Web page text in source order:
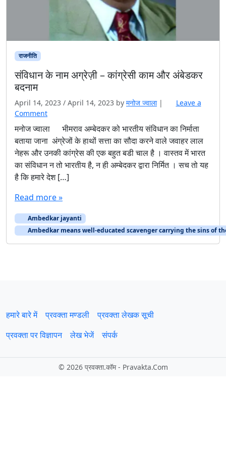
राजनीति
संविधान के नाम अग्रेज़ी – कांग्रेसी काम और अंबेडकर
बदनाम
April 14, 2023 / April 14, 2023 by मनोज ज्वाला |
Leave a
Comment
मनोज ज्वाला भीमराव अम्बेदकर को भारतीय संविधान का निर्माता
बताया जाना अंग्रेजों के हाथों सत्ता का सौदा करने वाले जवाहर लाल
नेहरू और उनकी कांग्रेस की एक बहुत बडी चाल है । वास्तव में भारत
का संविधान न तो भारतीय है, न ही अम्बेदकर द्वारा निर्मित । सच तो यह
है कि हमारे देश […]
Read more »
Ambedkar jayanti
Ambedkar means well-educated scavenger carrying the sins of
हमारे बारे में प्रवक्‍ता मण्डली
प्रवक्ता लेखक सूची
प्रवक्ता पर विज्ञापन
लेख भेजें संपर्क
© 2026 प्रवक्‍ता.कॉम - Pravakta.Com